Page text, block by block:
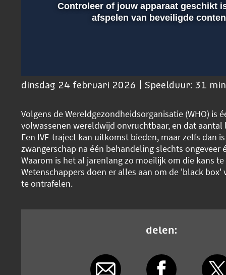
Controleer of jouw apparaat geschikt
afspelen van beveiligde
dinsdag 24 februari 2026 | Speelduur: 31
Volgens de Wereldgezondheidsorganisatie (WHO) is
volwassenen wereldwijd onvruchtbaar, en dat
Een IVF-traject kan uitkomst bieden, maar zelfs dan
zwangerschap na één behandeling slechts ongeveer
Waarom is het al jarenlang zo moeilijk om die kans
Wetenschappers doen er alles aan om de 'black box'
te ontrafelen.
delen: